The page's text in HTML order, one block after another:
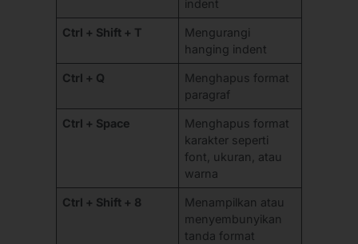
indent
Ctrl + Shift + T
Mengurangi
hanging indent
Ctrl + Q
Menghapus format
paragraf
Ctrl + Space
Menghapus format
karakter seperti
font, ukuran, atau
warna
Ctrl + Shift + 8
Menampilkan atau
menyembunyikan
tanda format